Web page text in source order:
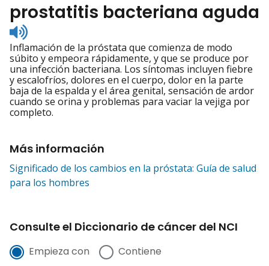
prostatitis bacteriana aguda
Listen
to
pronunciation
Inflamación de la próstata que comienza de modo
súbito y empeora rápidamente, y que se produce por
una infección bacteriana. Los síntomas incluyen fiebre
y escalofríos, dolores en el cuerpo, dolor en la parte
baja de la espalda y el área genital, sensación de ardor
cuando se orina y problemas para vaciar la vejiga por
completo.
Más información
Significado de los cambios en la próstata: Guía de salud
para los hombres
Consulte el Diccionario de cáncer del NCI
Empieza con Contiene